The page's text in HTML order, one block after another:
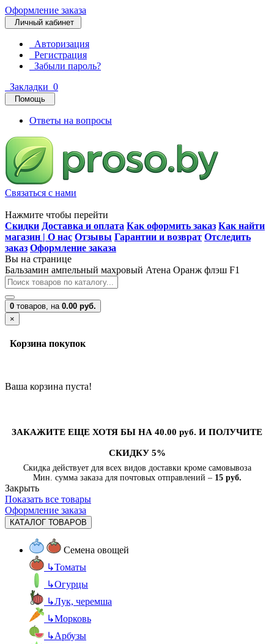
Оформление заказа
Личный кабинет
Авторизация
Регистрация
Забыли пароль?
Закладки 0
Помощь
Ответы на вопросы
Связаться с нами
Нажмите чтобы перейти
Скидки Доставка и оплата Как оформить заказ Как найти
магазин | О нас Отзывы Гарантии и возврат Отследить
заказ Оформление заказа
Вы на странице
Бальзамин ампельный махровый Атена Оранж флэш F1
0 товаров, на 0.00 руб.
×
Корзина покупок
Ваша корзина пуста!
ЗАКАЖИТЕ ЕЩЕ ХОТЯ БЫ НА 40.00 руб. И ПОЛУЧИТЕ
СКИДКУ 5%
Скидка действует для всех видов доставки кроме самовывоза
Мин. сумма заказа для почтовых отправлений – 15 руб.
Закрыть
Показать все товары
Оформление заказа
КАТАЛОГ ТОВАРОВ
Семена овощей
↳Томаты
↳Огурцы
↳Лук, черемша
↳Морковь
↳Арбузы